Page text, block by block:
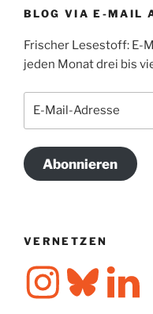
BLOG VIA E-MAIL
Frischer Lesestoff: E-
jeden Monat drei bis
Abonnieren
VERNETZEN
InstagramBlueskyLinkedIn